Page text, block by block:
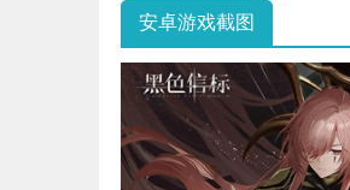
安卓游戏截图